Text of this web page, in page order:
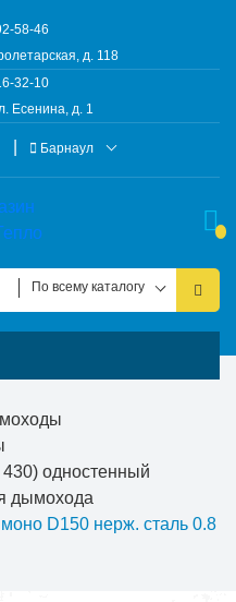
58-46
д. 118
32-10
Есенина, д. 1
Барнаул
По всему каталогу
одностенный
дымохода
D150 нерж. сталь 0.8